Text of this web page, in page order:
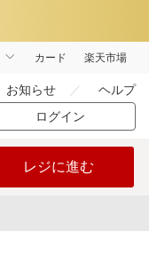
カード 楽天市場
お知らせ ヘルプ
ログイン
レジに進む